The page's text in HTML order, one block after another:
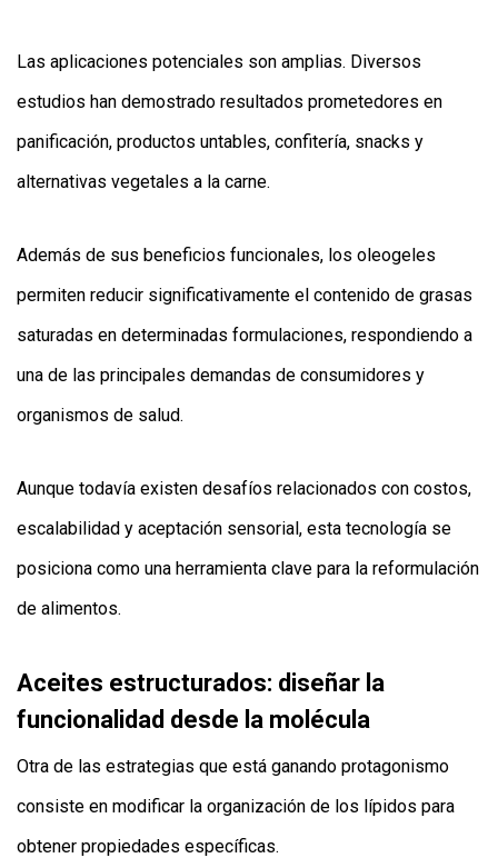
Las aplicaciones potenciales son amplias. Diversos
estudios han demostrado resultados prometedores en
panificación, productos untables, confitería, snacks y
alternativas vegetales a la carne.
Además de sus beneficios funcionales, los oleogeles
permiten reducir significativamente el contenido de grasas
saturadas en determinadas formulaciones, respondiendo a
una de las principales demandas de consumidores y
organismos de salud.
Aunque todavía existen desafíos relacionados con costos,
escalabilidad y aceptación sensorial, esta tecnología se
posiciona como una herramienta clave para la reformulación
de alimentos.
Aceites estructurados: diseñar la
funcionalidad desde la molécula
Otra de las estrategias que está ganando protagonismo
consiste en modificar la organización de los lípidos para
obtener propiedades específicas.